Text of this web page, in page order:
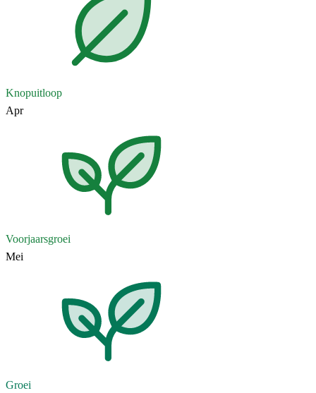
Knopuitloop
Apr
Voorjaarsgroei
Mei
Groei